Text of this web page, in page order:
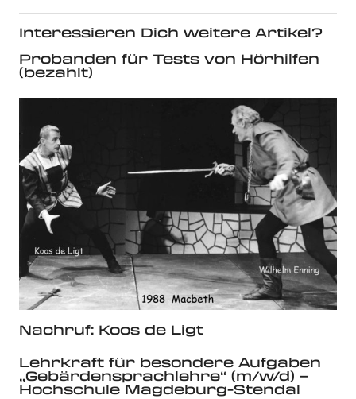
Interessieren Dich weitere Artikel?
Probanden für Tests von Hörhilfen
(bezahlt)
Nachruf: Koos de Ligt
Lehrkraft für besondere Aufgaben
„Gebärdensprachlehre“ (m/w/d) –
Hochschule Magdeburg-Stendal